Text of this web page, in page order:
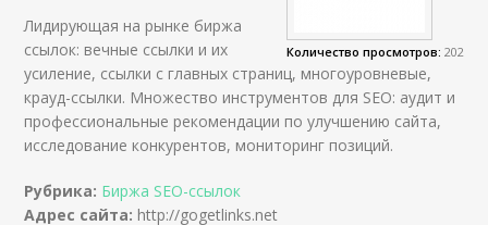
Количество просмотров: 202
Лидирующая на рынке биржа
ссылок: вечные ссылки и их
усиление, ссылки с главных страниц, многоуровневые,
крауд-ссылки. Множество инструментов для SEO: аудит и
профессиональные рекомендации по улучшению сайта,
исследование конкурентов, мониторинг позиций.
Рубрика: Биржа SEO-ссылок
Адрес сайта: http://gogetlinks.net